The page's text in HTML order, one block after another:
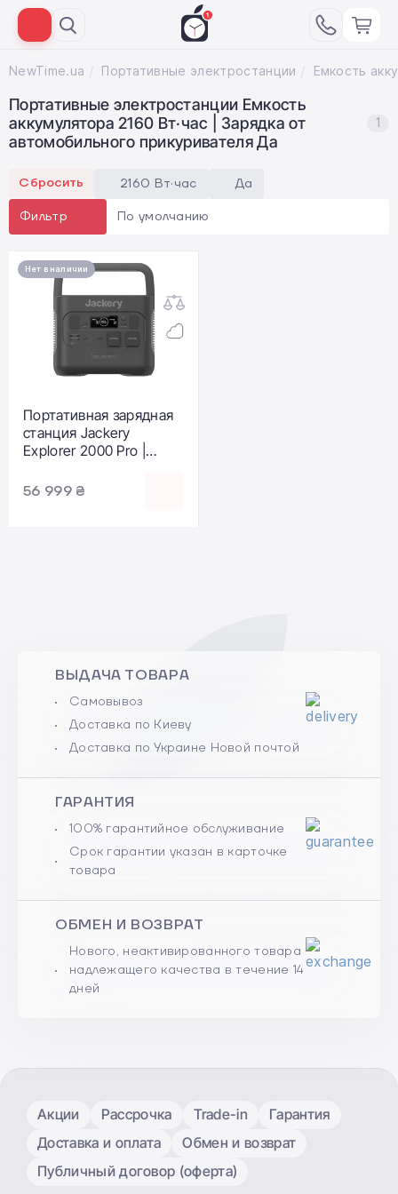
NewTime.ua Портативные электростанции
Портативные электростанции Емкость
аккумулятора 2160 Вт·час | Зарядка от
автомобильного прикуривателя Да
1
Сбросить 2160 Вт·час Да
Фильтр По умолчанию
Нет в наличии
Портативная зарядная
станция Jackery
Explorer 2000 Pro |
(PB930999)
56 999 ₴
ВЫДАЧА ТОВАРА
Самовывоз
Доставка по Киеву
Доставка по Украине Новой почтой
ГАРАНТИЯ
100% гарантийное обслуживание
Срок гарантии указан в карточке
товара
ОБМЕН И ВОЗВРАТ
Нового, неактивированного товара
надлежащего качества в течение 14
дней
Акции Рассрочка Trade-in
Гарантия
Доставка и оплата
Обмен и возврат
Публичный договор (оферта)